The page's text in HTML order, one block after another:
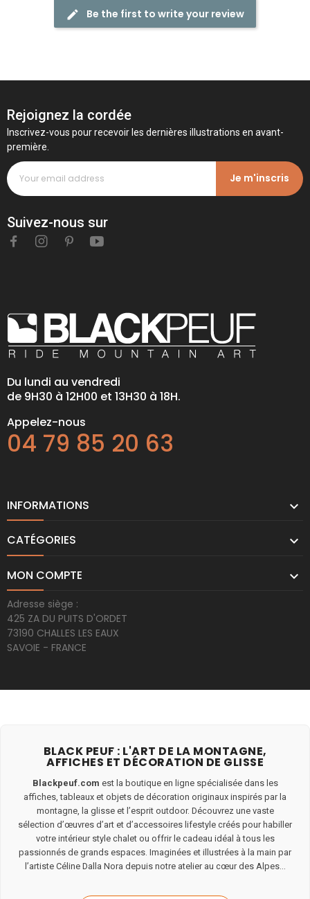
Be the first to write your review
Rejoignez la cordée
Inscrivez-vous pour recevoir les dernières illustrations en avant-
première.
Je m'inscris
Suivez-nous sur
Du lundi au vendredi
de 9H30 à 12H00 et 13H30 à 18H.
Appelez-nous
04 79 85 20 63
INFORMATIONS 
CATÉGORIES 
MON COMPTE 
Adresse siège :
425 ZA DU PUITS D'ORDET
73190 CHALLES LES EAUX
SAVOIE - FRANCE
BLACK PEUF : L'ART DE LA MONTAGNE,
AFFICHES ET DÉCORATION DE GLISSE
Blackpeuf.com est la boutique en ligne spécialisée dans les
affiches, tableaux et objets de décoration originaux inspirés par la
montagne, la glisse et l’esprit outdoor. Découvrez une vaste
sélection d’œuvres d’art et d’accessoires lifestyle créés pour habiller
votre intérieur style chalet ou offrir le cadeau idéal à tous les
passionnés de grands espaces. Imaginées et illustrées à la main par
l’artiste Céline Dalla Nora depuis notre atelier au cœur des Alpes...